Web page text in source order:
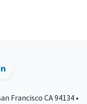
Francisco CA 94134 •